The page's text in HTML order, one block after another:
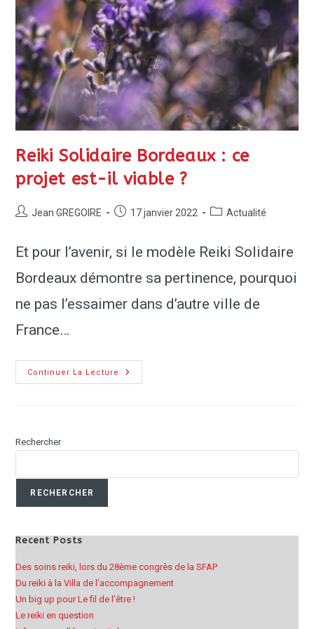
Reiki Solidaire Bordeaux : ce
projet est-il viable ?
Jean GREGOIRE 17 janvier 2022 Actualité
Et pour l’avenir, si le modèle Reiki Solidaire
Bordeaux démontre sa pertinence, pourquoi
ne pas l’essaimer dans d’autre ville de
France…
Continuer La Lecture
Rechercher
RECHERCHER
Recent Posts
Des soins reiki, lors du 28ème congrès de la SFAP
Du reiki à la Villa de l’accompagnement
Un big up pour Le fil de l’être !
Le reiki en question